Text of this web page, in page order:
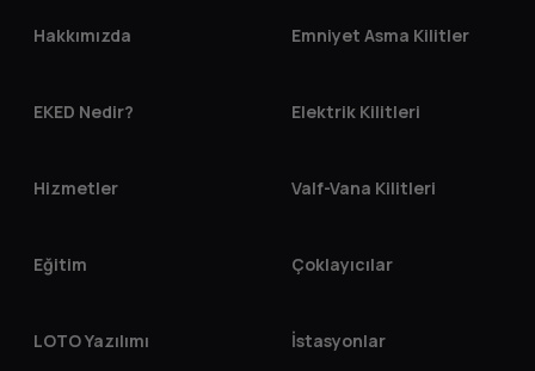
Hakkımızda
EKED Nedir?
Hizmetler
Eğitim
LOTO Yazılımı
Emniyet Asma Kilitler
Elektrik Kilitleri
Valf-Vana Kilitleri
Çoklayıcılar
İstasyonlar